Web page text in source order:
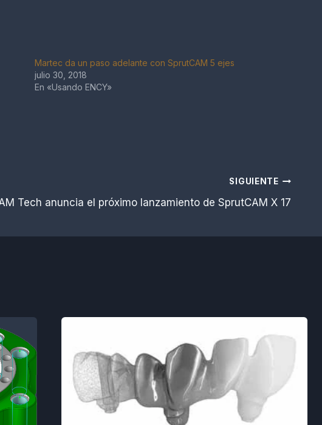
Martec da un paso adelante con SprutCAM 5 ejes
julio 30, 2018
En «Usando ENCY»
SIGUIENTE
Tech anuncia el próximo lanzamiento de SprutCAM X 17